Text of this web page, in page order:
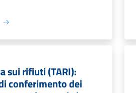
sui rifiuti (TARI):
conferimento dei